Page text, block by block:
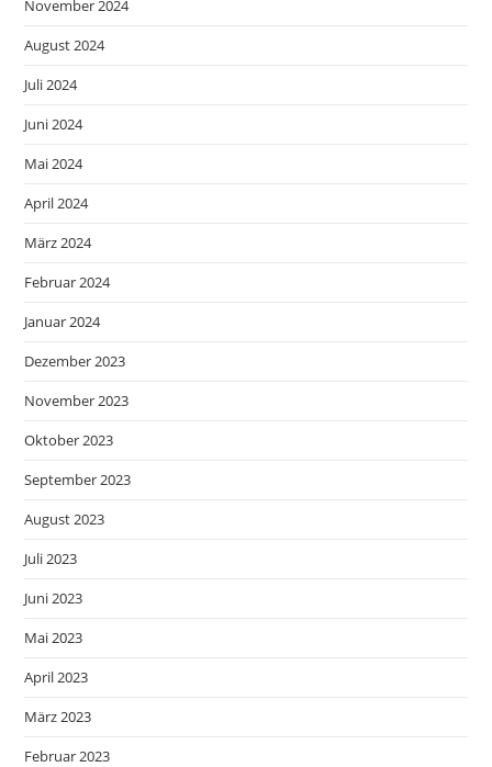
November 2024
August 2024
Juli 2024
Juni 2024
Mai 2024
April 2024
März 2024
Februar 2024
Januar 2024
Dezember 2023
November 2023
Oktober 2023
September 2023
August 2023
Juli 2023
Juni 2023
Mai 2023
April 2023
März 2023
Februar 2023